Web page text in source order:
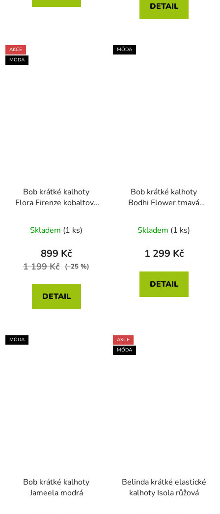
DETAIL
AKCE
MÓDA
Bob krátké kalhoty
Flora Firenze kobaltová
Skladem (1 ks)
899 Kč
1 199 Kč (–25 %)
DETAIL
MÓDA
Bob krátké kalhoty
Bodhi Flower tmavá
Skladem (1 ks)
1 299 Kč
DETAIL
MÓDA
Bob krátké kalhoty
Jameela modrá
AKCE
MÓDA
Belinda krátké elastické
kalhoty Isola růžová